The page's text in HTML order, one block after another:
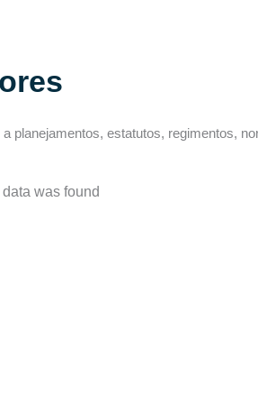
planejamentos, estatutos, regimentos,
data was found